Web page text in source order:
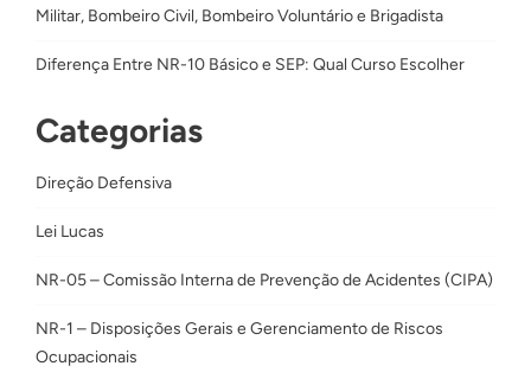
Militar, Bombeiro Civil, Bombeiro Voluntário e Brigadista
Diferença Entre NR-10 Básico e SEP: Qual Curso Escolher
Categorias
Direção Defensiva
Lei Lucas
NR-05 – Comissão Interna de Prevenção de Acidentes (CIPA)
NR-1 – Disposições Gerais e Gerenciamento de Riscos
Ocupacionais